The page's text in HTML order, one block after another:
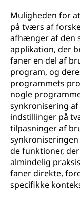
Muligheden for
på tværs af
afhænger af den
applikation, der
faner en del af
program, og
programmets
nogle
synkronisering
indstillinger på
tilpasninger af
de funktioner,
almindelig
faner direkte,
specifikke